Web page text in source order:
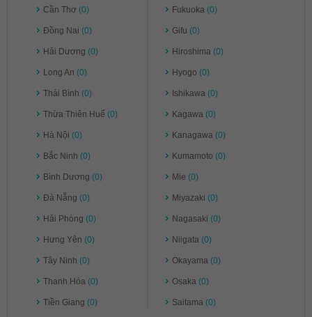
Cần Thơ (0)
Đồng Nai (0)
Hải Dương (0)
Long An (0)
Thái Bình (0)
Thừa Thiên Huế (0)
Hà Nội (0)
Bắc Ninh (0)
Bình Dương (0)
Đà Nẵng (0)
Hải Phòng (0)
Hưng Yên (0)
Tây Ninh (0)
Thanh Hóa (0)
Tiền Giang (0)
Fukuoka (0)
Gifu (0)
Hiroshima (0)
Hyogo (0)
Ishikawa (0)
Kagawa (0)
Kanagawa (0)
Kumamoto (0)
Mie (0)
Miyazaki (0)
Nagasaki (0)
Niigata (0)
Okayama (0)
Osaka (0)
Saitama (0)